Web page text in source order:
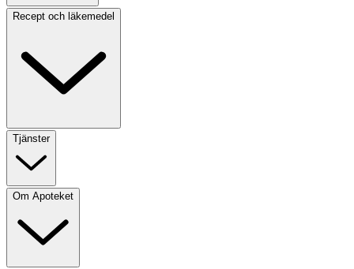
Recept och läkemedel
Tjänster
Om Apoteket